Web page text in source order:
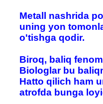
Metall nashrida
uning yon
o'tishga qodir.
Biroq, baliq
Biologlar bu
Hatto qilich ham
atrofda bunga